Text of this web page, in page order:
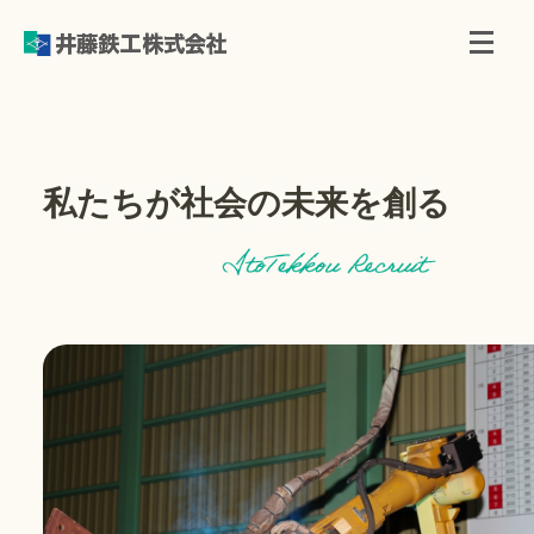
私たちが社会の未来を創る